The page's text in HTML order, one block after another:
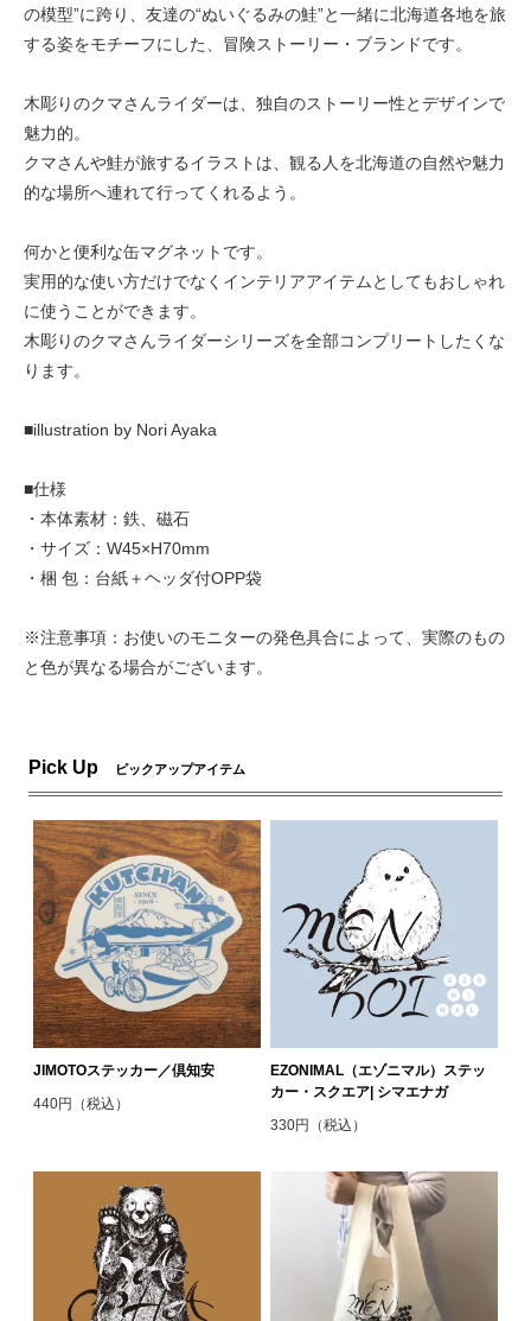
の模型”に跨り、友達の“ぬいぐるみの鮭”と一緒に北海道各地を旅
する姿をモチーフにした、冒険ストーリー・ブランドです。
木彫りのクマさんライダーは、独自のストーリー性とデザインで
魅力的。
クマさんや鮭が旅するイラストは、観る人を北海道の自然や魅力
的な場所へ連れて行ってくれるよう。
何かと便利な缶マグネットです。
実用的な使い方だけでなくインテリアアイテムとしてもおしゃれ
に使うことができます。
木彫りのクマさんライダーシリーズを全部コンプリートしたくな
ります。
■illustration by Nori Ayaka
■仕様
・本体素材：鉄、磁石
・サイズ：W45×H70mm
・梱 包：台紙＋ヘッダ付OPP袋
※注意事項：お使いのモニターの発色具合によって、実際のもの
と色が異なる場合がございます。
Pick Up ピックアップアイテム
JIMOTOステッカー／倶知安
440円（税込）
EZONIMAL（エゾニマル）ステッ
カー・スクエア| シマエナガ
330円（税込）